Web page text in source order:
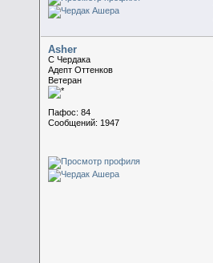
Asher
C Чердака
Адепт Оттенков
Ветеран
Пафос: 84
Сообщений: 1947